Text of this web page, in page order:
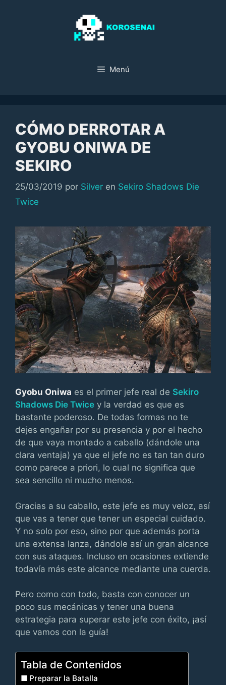
Menú
CÓMO DERROTAR A
GYOBU ONIWA DE
SEKIRO
25/03/2019 por Silver en Categorías
Sekiro Shadows Die
Twice
Gyobu Oniwa es el primer jefe real de Sekiro
Shadows Die Twice y la verdad es que es
bastante poderoso. De todas formas no te
dejes engañar por su presencia y por el hecho
de que vaya montado a caballo (dándole una
clara ventaja) ya que el jefe no es tan tan duro
como parece a priori, lo cual no significa que
sea sencillo ni mucho menos.
Gracias a su caballo, este jefe es muy veloz, así
que vas a tener que tener un especial cuidado.
Y no solo por eso, sino por que además porta
una extensa lanza, dándole así un gran alcance
con sus ataques. Incluso en ocasiones extiende
todavía más este alcance mediante una cuerda.
Pero como con todo, basta con conocer un
poco sus mecánicas y tener una buena
estrategia para superar este jefe con éxito, ¡así
que vamos con la guía!
Tabla de Contenidos
Preparar la Batalla